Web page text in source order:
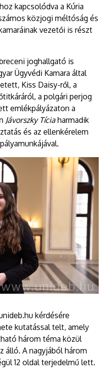
kapcsolódva a Kúria
közjogi méltóság és
vezetői is részt
joghallgató is
Ügyvédi Kamara által
Kiss Daisy-ről, a
a polgári perjog
emlékpályázaton a
Jávorszky Tícia harmadik
és az ellenkérelem
kérdésére
kutatással telt, amely
három téma közül
álló. A nagyjából három
12 oldal terjedelmű lett.